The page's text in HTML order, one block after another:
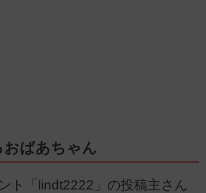
ばあちゃん
ト「lindt2222」の投稿主さん